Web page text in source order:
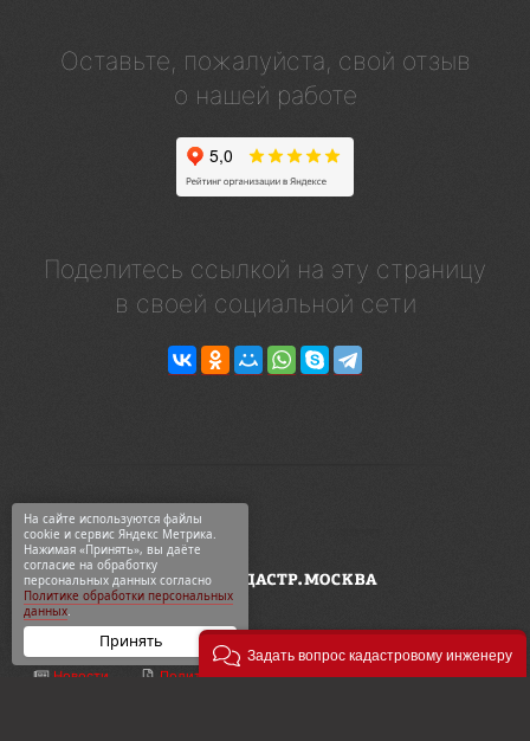
Оставьте, пожалуйста, свой отзыв
о нашей работе
Поделитесь ссылкой на эту страницу
в своей социальной сети
Новости
Политика конф-ти
ООО «Геодезия и кадастр»
На сайте используются файлы
cookie и сервис Яндекс Метрика.
Нажимая «Принять», вы даёте
согласие на обработку
персональных данных согласно
Политике обработки персональных
данных.
Принять
Задать вопрос кадастровому инженеру